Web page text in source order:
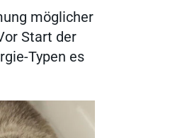
möglicher
Start der
Typen es